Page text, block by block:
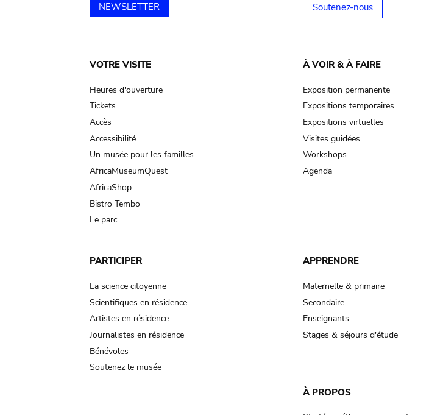
NEWSLETTER Soutenez-nous
Main
navigation
VOTRE VISITE
Heures d'ouverture
Tickets
Accès
Accessibilité
Un musée pour les familles
AfricaMuseumQuest
AfricaShop
Bistro Tembo
Le parc
À VOIR & À FAIRE
Exposition permanente
Expositions temporaires
Expositions virtuelles
Visites guidées
Workshops
Agenda
PARTICIPER
La science citoyenne
Scientifiques en résidence
Artistes en résidence
Journalistes en résidence
Bénévoles
Soutenez le musée
APPRENDRE
Maternelle & primaire
Secondaire
Enseignants
Stages & séjours d'étude
À PROPOS